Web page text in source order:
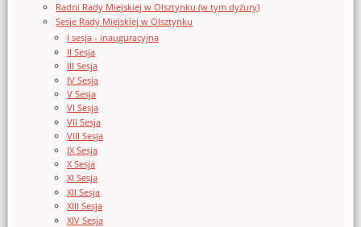
Radni Rady Miejskiej w Olsztynku (w tym dyżury)
Sesje Rady Miejskiej w Olsztynku
I sesja - inauguracyjna
II Sesja
III Sesja
IV Sesja
V Sesja
VI Sesja
VII Sesja
VIII Sesja
IX Sesja
X Sesja
XI Sesja
XII Sesja
XIII Sesja
XIV Sesja